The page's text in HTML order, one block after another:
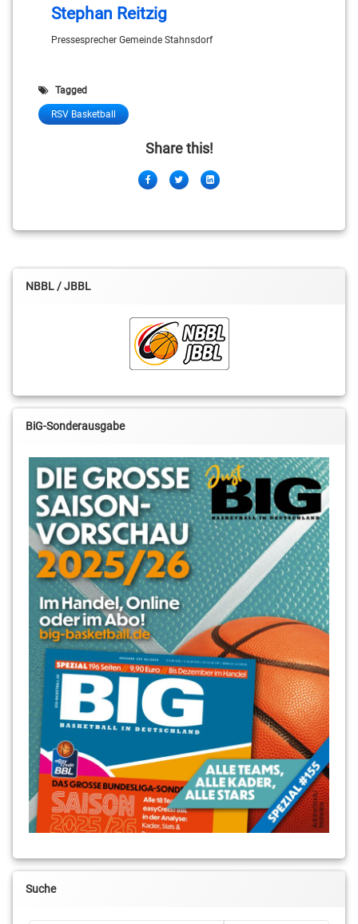
Stephan Reitzig
Pressesprecher Gemeinde Stahnsdorf
Tagged
RSV Basketball
Share this!
FacebookTwitterLinkedIn
NBBL / JBBL
BiG-Sonderausgabe
Suche